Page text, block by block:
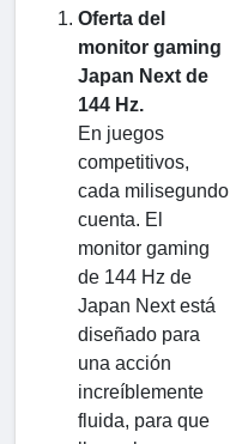
Oferta del
monitor gaming
Japan Next de
144 Hz.
En juegos
competitivos,
cada milisegundo
cuenta. El
monitor gaming
de 144 Hz de
Japan Next está
diseñado para
una acción
increíblemente
fluida, para que